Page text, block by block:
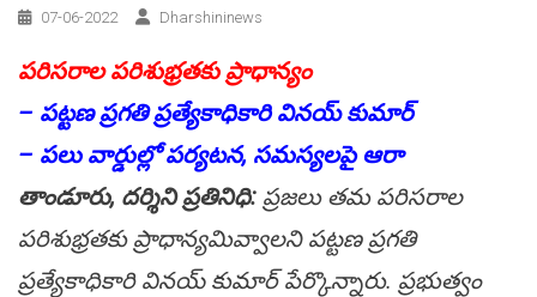
07-06-2022 Dharshininews
పరిసరాల పరిశుభ్ర‌త‌కు ప్రాధాన్యం
– పట్టణ ప్రగతి ప్రత్యేకాధికారి వినయ్ కుమార్
– పలు వార్డుల్లో పర్యటన, సమస్యలపై ఆరా
తాండూరు, ద‌ర్శిని ప్ర‌తినిధి: ప్రజలు తమ పరిసరాల
పరిశుభ్రత‌కు ప్రాధాన్య‌మివ్వాల‌ని పట్టణ ప్రగతి
ప్రత్యేకాధికారి వినయ్ కుమార్ పేర్కొన్నారు. ప్రభుత్వం